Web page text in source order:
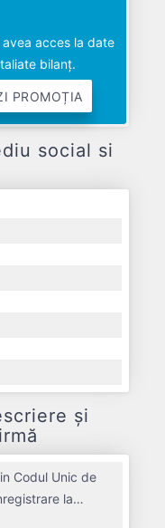
acces la date
bilanț.
PROMOȚIA
social si
și
Codul Unic de
la